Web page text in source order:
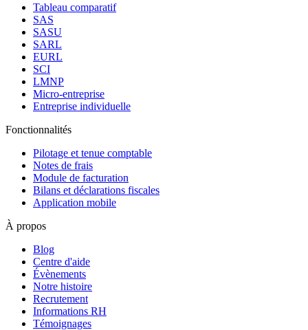
Tableau comparatif
SAS
SASU
SARL
EURL
SCI
LMNP
Micro-entreprise
Entreprise individuelle
Fonctionnalités
Pilotage et tenue comptable
Notes de frais
Module de facturation
Bilans et déclarations fiscales
Application mobile
À propos
Blog
Centre d'aide
Évènements
Notre histoire
Recrutement
Informations RH
Témoignages